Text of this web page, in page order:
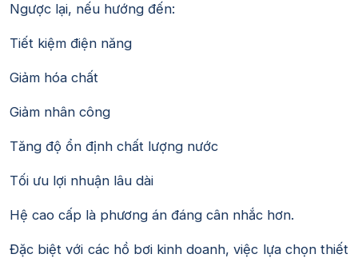
Ngược lại, nếu hướng đến:
Tiết kiệm điện năng
Giảm hóa chất
Giảm nhân công
Tăng độ ổn định chất lượng nước
Tối ưu lợi nhuận lâu dài
Hệ cao cấp là phương án đáng cân nhắc hơn.
Đặc biệt với các hồ bơi kinh doanh, việc lựa chọn thiết